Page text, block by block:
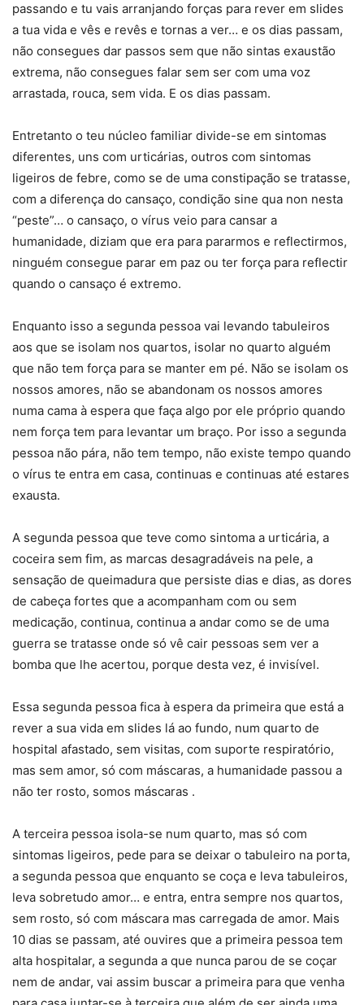
passando e tu vais arranjando forças para rever em slides
a tua vida e vês e revês e tornas a ver… e os dias passam,
não consegues dar passos sem que não sintas exaustão
extrema, não consegues falar sem ser com uma voz
arrastada, rouca, sem vida. E os dias passam.
Entretanto o teu núcleo familiar divide-se em sintomas
diferentes, uns com urticárias, outros com sintomas
ligeiros de febre, como se de uma constipação se tratasse,
com a diferença do cansaço, condição sine qua non nesta
“peste”… o cansaço, o vírus veio para cansar a
humanidade, diziam que era para pararmos e reflectirmos,
ninguém consegue parar em paz ou ter força para reflectir
quando o cansaço é extremo.
Enquanto isso a segunda pessoa vai levando tabuleiros
aos que se isolam nos quartos, isolar no quarto alguém
que não tem força para se manter em pé. Não se isolam os
nossos amores, não se abandonam os nossos amores
numa cama à espera que faça algo por ele próprio quando
nem força tem para levantar um braço. Por isso a segunda
pessoa não pára, não tem tempo, não existe tempo quando
o vírus te entra em casa, continuas e continuas até estares
exausta.
A segunda pessoa que teve como sintoma a urticária, a
coceira sem fim, as marcas desagradáveis na pele, a
sensação de queimadura que persiste dias e dias, as dores
de cabeça fortes que a acompanham com ou sem
medicação, continua, continua a andar como se de uma
guerra se tratasse onde só vê cair pessoas sem ver a
bomba que lhe acertou, porque desta vez, é invisível.
Essa segunda pessoa fica à espera da primeira que está a
rever a sua vida em slides lá ao fundo, num quarto de
hospital afastado, sem visitas, com suporte respiratório,
mas sem amor, só com máscaras, a humanidade passou a
não ter rosto, somos máscaras .
A terceira pessoa isola-se num quarto, mas só com
sintomas ligeiros, pede para se deixar o tabuleiro na porta,
a segunda pessoa que enquanto se coça e leva tabuleiros,
leva sobretudo amor… e entra, entra sempre nos quartos,
sem rosto, só com máscara mas carregada de amor. Mais
10 dias se passam, até ouvires que a primeira pessoa tem
alta hospitalar, a segunda a que nunca parou de se coçar
nem de andar, vai assim buscar a primeira para que venha